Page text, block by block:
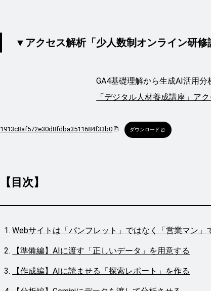
▼アクセス解析「少人数制オンライン研修
GA4基礎理解から生成AI活用
「デジタル人材養成講座」ア
1913c8af572e30d8fdba3511684f33b0 ダウンロード
【目次】
Webサイトは「パンフレット」ではなく「営業マン」
【準備編】AIに渡す「正しいデータ」を用意する
【作成編】AIに読ませる「探索レポート」を作る